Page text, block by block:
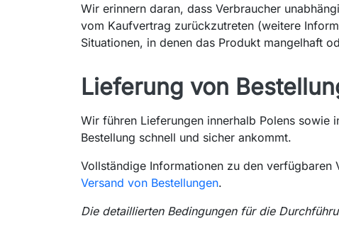
Wir erinnern daran, dass Verbraucher
vom Kaufvertrag zurückzutreten (weitere
Situationen, in denen das Produkt mangelhaft
Lieferung von
Wir führen Lieferungen innerhalb Polens sowie
Bestellung schnell und sicher ankommt.
Vollständige Informationen zu den verfügbaren
Versand von Bestellungen.
Die detaillierten Bedingungen für die